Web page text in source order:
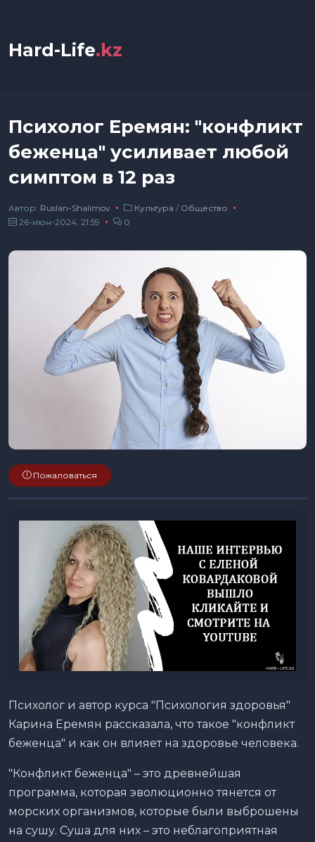
Hard-Life.kz
Психолог Еремян: "конфликт
беженца" усиливает любой
симптом в 12 раз
Автор: Ruslan-Shalimov Культура / Общество
26-июн-2024, 21:59
0
Пожаловаться
Психолог и автор курса "Психология здоровья"
Карина Еремян рассказала, что такое "конфликт
беженца" и как он влияет на здоровье человека.
"Конфликт беженца" – это древнейшая
программа, которая эволюционно тянется от
морских организмов, которые были выброшены
на сушу. Суша для них – это неблагоприятная